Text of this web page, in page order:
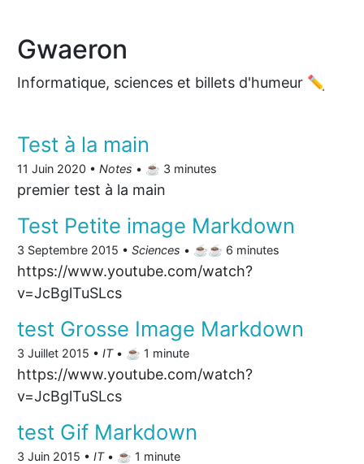
Gwaeron
Informatique, sciences et billets d'humeur ✏️
Test à la main
11 Juin 2020 • Notes • ☕️ 3 minutes
premier test à la main
Test Petite image Markdown
3 Septembre 2015 • Sciences • ☕️☕️ 6 minutes
https://www.youtube.com/watch?
v=JcBglTuSLcs
test Grosse Image Markdown
3 Juillet 2015 • IT• ☕️ 1 minute
https://www.youtube.com/watch?
v=JcBglTuSLcs
test Gif Markdown
3 Juin 2015 • IT• ☕️ 1 minute